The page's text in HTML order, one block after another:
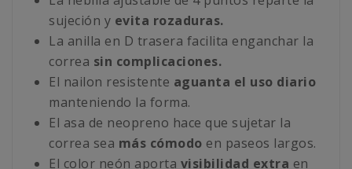
sujeción y evita rozaduras.
La anilla en D trasera facilita enganchar la
correa sin complicaciones.
El nailon resistente aguanta el uso diario
manteniendo la forma.
El asa de neopreno hace que sujetar la
correa sea más cómodo en paseos largos.
El color neón aporta visibilidad extra en